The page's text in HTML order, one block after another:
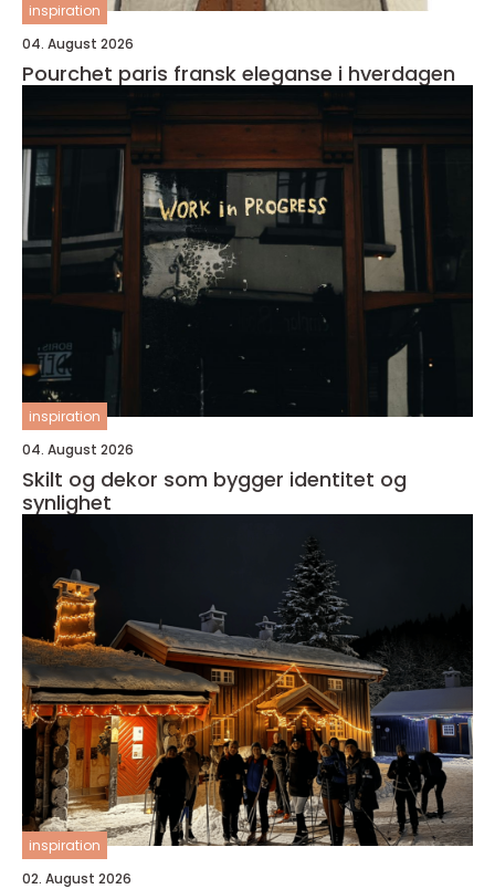
inspiration
04. August 2026
Pourchet paris fransk eleganse i hverdagen
inspiration
04. August 2026
Skilt og dekor som bygger identitet og
synlighet
inspiration
02. August 2026